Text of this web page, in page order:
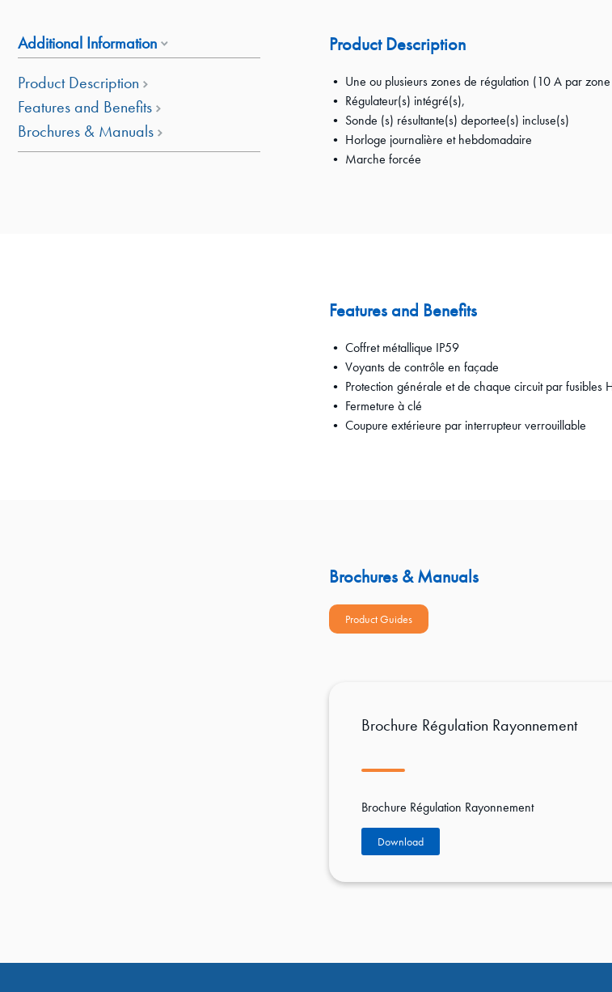
Additional Information
Product Description
Features and Benefits
Brochures & Manuals
Product Description
• Une ou plusieurs zones de régulation (10 A par
• Régulateur(s) intégré(s),
• Sonde (s) résultante(s) deportee(s) incluse(s)
• Horloge journalière et hebdomadaire
• Marche forcée
Features and Benefits
• Coffret métallique IP59
• Voyants de contrôle en façade
• Protection générale et de chaque circuit par fusibles
• Fermeture à clé
• Coupure extérieure par interrupteur verrouillable
Brochures & Manuals
Product Guides
Brochure Régulation Rayonnement
Brochure Régulation Rayonnement
Download